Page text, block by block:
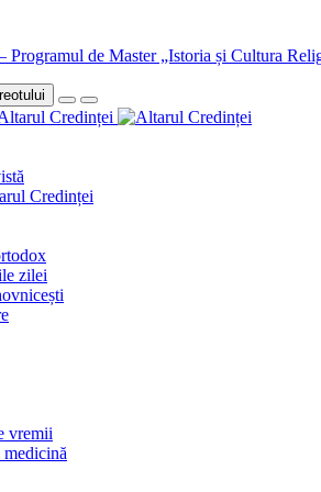
Programul de Master „Istoria și Cultura
Credinței
zilei
vremii